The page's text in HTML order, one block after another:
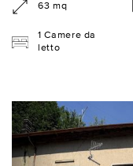
63 mq
1 Camere da
letto